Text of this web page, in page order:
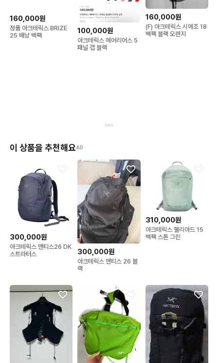
160,000원
정품 아크테릭스 BRIZE
25 배낭 백팩
100,000원
아크테릭스 에어리어스 5
패널 캡 블랙
160,000원
(F) 아크테릭스 시에조 18
백팩 블랙 오렌지
이 상품을 추천해요AD
300,000원
아크테릭스 맨티스26 DK
스트라터스
300,000원
아크테릭스 맨티스 26 블
랙
310,000원
아크테릭스 헬리아드 15
백팩 스톤 그린